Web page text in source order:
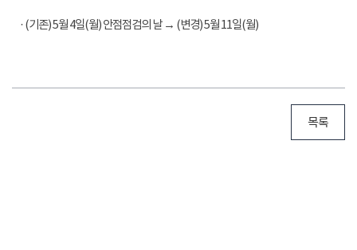
· (기존) 5월 4일(월) 안점점검의 날 → (변경) 5월 11일(월)
목록